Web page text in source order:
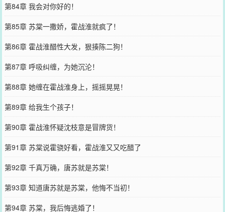
第84章 我会对你好的！
第85章 苏棠一撒娇，霍战淮就疯了！
第86章 霍战淮醋性大发，狠揍陈二狗！
第87章 呼吸纠缠，为她沉沦！
第88章 她缠在霍战淮身上，摇摇晃晃！
第89章 给我生个孩子！
第90章 霍战淮怀疑沈枝意是冒牌货！
第91章 苏棠说霍骁好看，霍战淮又又吃醋了
第92章 千真万确，唐苏就是苏棠！
第93章 知道唐苏就是苏棠，他悔不当初！
第94章 苏棠，我后悔逃婚了！